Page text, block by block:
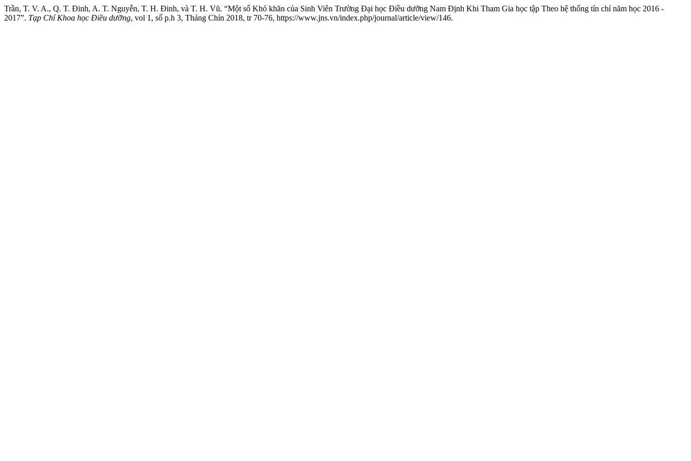
Trần, T. V. A., Q. T. Đinh, A. T. Nguyễn, T. H. Đinh, và T. H. Vũ. “Một số Khó khăn của Sinh Viên Trường Đại học Điều dưỡng Nam Định Khi Tham Gia học tập Theo hệ thống tín chỉ năm học 2016 -
2017”. Tạp Chí Khoa học Điều dưỡng, vol 1, số p.h 3, Tháng Chín 2018, tr 70-76, https://www.jns.vn/index.php/journal/article/view/146.